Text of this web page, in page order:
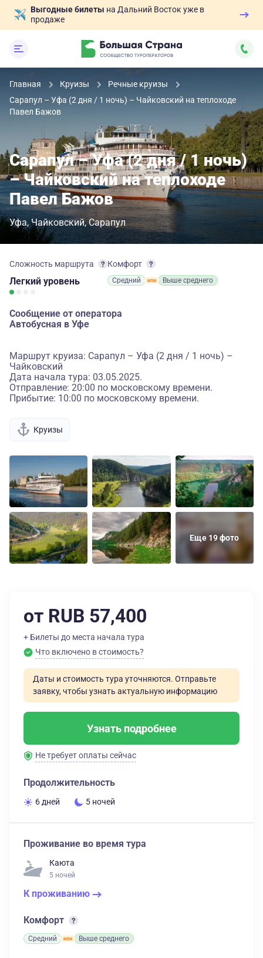
Выгодные билеты на Дальний Восток уже в
продаже
Главная Круизы
Речные круизы
Сарапул – Уфа (2 дня / 1 ночь) – Чайковский на теплоходе
Павел Бажов
Сарапул – Уфа (2 дня / 1 ночь)
– Чайковский на теплоходе
Павел Бажов
Уфа Чайковский Сарапул
Сложность маршрута
Легкий уровень
Комфорт
Средний Выше среднего
Сообщение от оператора
Автобусная в Уфе
Маршрут круиза: Сарапул – Уфа (2 дня / 1 ночь) –
Чайковский
Дата начала тура: 03.05.2025.
Отправление: 20:00 по московскому времени.
Прибытие: 10:00 по московскому времени.
Круизы
Еще 19 фото
от RUB 57,400
+ Билеты до места начала тура
Что включено в стоимость?
Даты и стоимость тура уточняются. Отправьте
заявку, чтобы узнать актуальную информацию
Узнать подробнее
Не требует оплаты сейчас
Продолжительность
6 дней 5 ночей
Проживание во время тура
Каюта
5 ночей
К проживанию
Комфорт
Средний Выше среднего